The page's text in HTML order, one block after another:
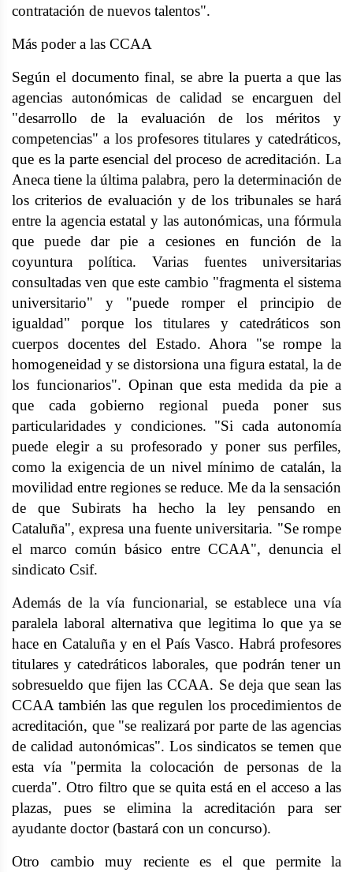
contratación de nuevos talentos".
Más poder a las CCAA
Según el documento final, se abre la puerta a que las
agencias autonómicas de calidad se encarguen del
"desarrollo de la evaluación de los méritos y
competencias" a los profesores titulares y catedráticos,
que es la parte esencial del proceso de acreditación. La
Aneca tiene la última palabra, pero la determinación de
los criterios de evaluación y de los tribunales se hará
entre la agencia estatal y las autonómicas, una fórmula
que puede dar pie a cesiones en función de la
coyuntura política. Varias fuentes universitarias
consultadas ven que este cambio "fragmenta el sistema
universitario" y "puede romper el principio de
igualdad" porque los titulares y catedráticos son
cuerpos docentes del Estado. Ahora "se rompe la
homogeneidad y se distorsiona una figura estatal, la de
los funcionarios". Opinan que esta medida da pie a
que cada gobierno regional pueda poner sus
particularidades y condiciones. "Si cada autonomía
puede elegir a su profesorado y poner sus perfiles,
como la exigencia de un nivel mínimo de catalán, la
movilidad entre regiones se reduce. Me da la sensación
de que Subirats ha hecho la ley pensando en
Cataluña", expresa una fuente universitaria. "Se rompe
el marco común básico entre CCAA", denuncia el
sindicato Csif.
Además de la vía funcionarial, se establece una vía
paralela laboral alternativa que legitima lo que ya se
hace en Cataluña y en el País Vasco. Habrá profesores
titulares y catedráticos laborales, que podrán tener un
sobresueldo que fijen las CCAA. Se deja que sean las
CCAA también las que regulen los procedimientos de
acreditación, que "se realizará por parte de las agencias
de calidad autonómicas". Los sindicatos se temen que
esta vía "permita la colocación de personas de la
cuerda". Otro filtro que se quita está en el acceso a las
plazas, pues se elimina la acreditación para ser
ayudante doctor (bastará con un concurso).
Otro cambio muy reciente es el que permite la